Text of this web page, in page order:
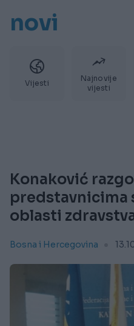
novi
Vijesti
Najnovije
vijesti
Konaković
predstavnicima
oblasti
Bosna i Hercegovina